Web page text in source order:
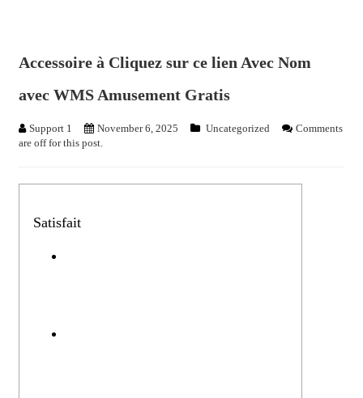
Accessoire à Cliquez sur ce lien Avec Nom
avec WMS Amusement Gratis
Support 1 November 6, 2025 Uncategorized
Comments
are off for this post.
Satisfait